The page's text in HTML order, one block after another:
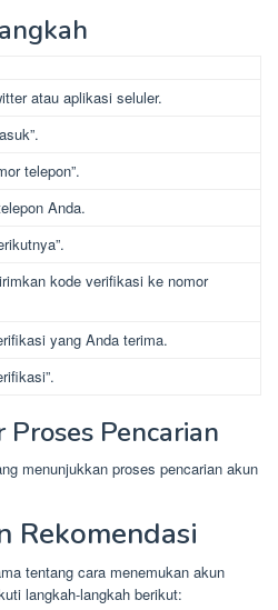
atau aplikasi seluler.
telepon”.
Anda.
kode verifikasi ke nomor
yang Anda terima.
Pencarian
menunjukkan proses pencarian akun
Rekomendasi
tentang cara menemukan akun
langkah-langkah berikut: